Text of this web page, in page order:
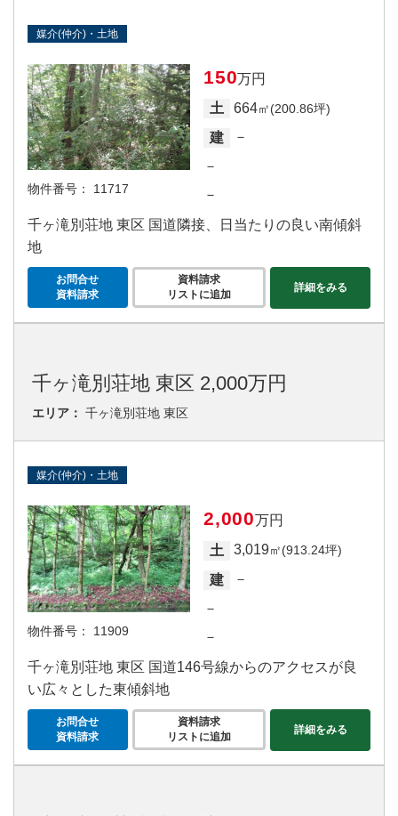
媒介(仲介)・土地
物件番号： 11717
150万円
土
664㎡(200.86坪)
建
－
－
－
千ヶ滝別荘地 東区 国道隣接、日当たりの良い南傾斜
地
お問合せ
資料請求
資料請求
リストに追加
詳細をみる
千ヶ滝別荘地 東区 2,000万円
エリア： 千ヶ滝別荘地 東区
媒介(仲介)・土地
物件番号： 11909
2,000万円
土
3,019㎡(913.24坪)
建
－
－
－
千ヶ滝別荘地 東区 国道146号線からのアクセスが良
い広々とした東傾斜地
お問合せ
資料請求
資料請求
リストに追加
詳細をみる